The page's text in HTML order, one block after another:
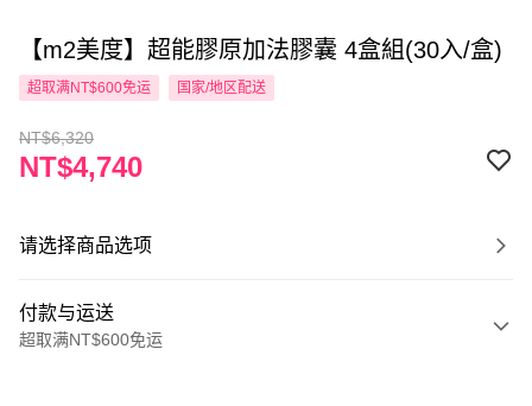
【m2美度】超能膠原加法膠囊 4盒組(30入/盒)
超取满NT$600免运 国家/地区配送
NT$6,320
NT$4,740
请选择商品选项
付款与运送
超取满NT$600免运